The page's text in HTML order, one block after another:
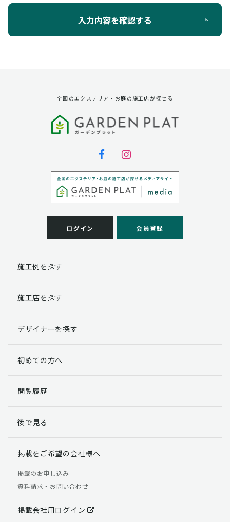
入力内容を確認する
全国のエクステリア・お庭の施工店が探せる
ログイン 会員登録
施工例を探す
施工店を探す
デザイナーを探す
初めての方へ
閲覧履歴
後で見る
掲載をご希望の会社様へ
掲載のお申し込み
資料請求・お問い合わせ
掲載会社用ログイン